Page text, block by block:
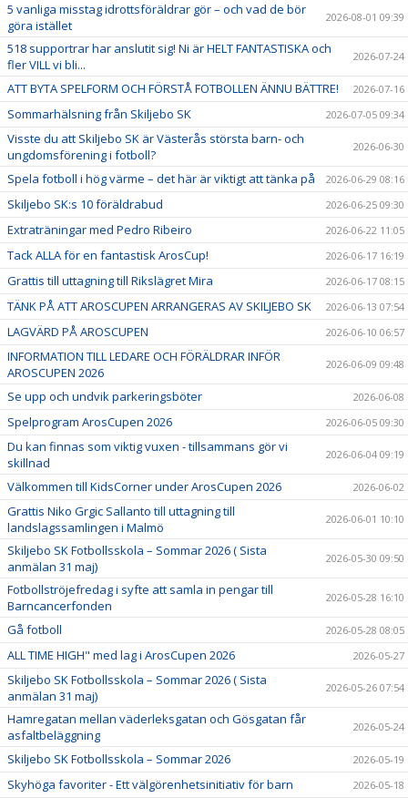
5 vanliga misstag idrottsföräldrar gör – och vad de bör
göra istället
2026-08-01 09:39
518 supportrar har anslutit sig! Ni är HELT FANTASTISKA och
fler VILL vi bli...
2026-07-24
ATT BYTA SPELFORM OCH FÖRSTÅ FOTBOLLEN ÄNNU BÄTTRE! 2026-07-16
Sommarhälsning från Skiljebo SK 2026-07-05 09:34
Visste du att Skiljebo SK är Västerås största barn- och
ungdomsförening i fotboll?
2026-06-30
Spela fotboll i hög värme – det här är viktigt att tänka på 2026-06-29 08:16
Skiljebo SK:s 10 föräldrabud 2026-06-25 09:30
Extraträningar med Pedro Ribeiro 2026-06-22 11:05
Tack ALLA för en fantastisk ArosCup! 2026-06-17 16:19
Grattis till uttagning till Rikslägret Mira 2026-06-17 08:15
TÄNK PÅ ATT AROSCUPEN ARRANGERAS AV SKILJEBO SK 2026-06-13 07:54
LAGVÄRD PÅ AROSCUPEN 2026-06-10 06:57
INFORMATION TILL LEDARE OCH FÖRÄLDRAR INFÖR
AROSCUPEN 2026
2026-06-09 09:48
Se upp och undvik parkeringsböter 2026-06-08
Spelprogram ArosCupen 2026 2026-06-05 09:30
Du kan finnas som viktig vuxen - tillsammans gör vi
skillnad
2026-06-04 09:19
Välkommen till KidsCorner under ArosCupen 2026 2026-06-02
Grattis Niko Grgic Sallanto till uttagning till
landslagssamlingen i Malmö
2026-06-01 10:10
Skiljebo SK Fotbollsskola – Sommar 2026 ( Sista
anmälan 31 maj)
2026-05-30 09:50
Fotbollströjefredag i syfte att samla in pengar till
Barncancerfonden
2026-05-28 16:10
Gå fotboll 2026-05-28 08:05
ALL TIME HIGH" med lag i ArosCupen 2026 2026-05-27
Skiljebo SK Fotbollsskola – Sommar 2026 ( Sista
anmälan 31 maj)
2026-05-26 07:54
Hamregatan mellan väderleksgatan och Gösgatan får
asfaltbeläggning
2026-05-24
Skiljebo SK Fotbollsskola – Sommar 2026 2026-05-19
Skyhöga favoriter - Ett välgörenhetsinitiativ för barn 2026-05-18